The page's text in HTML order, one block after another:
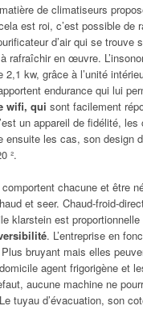
de climatiseurs
est roi, c’est possible
d’air qui se
rafraîchir en œuvre.
2,1 kw, grâce à l’unité
endurance qui lui
wifi, qui sont facilement
un appareil de fidélité,
les cas, son design
².
chacune et être
et seer. Chaud-froid-
klarstein est
. L’entreprise en
bruyant mais elles
agent frigorigène et
aucune machine ne
tuyau d’évacuation, son